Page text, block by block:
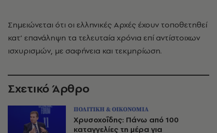
Σημειώνεται ότι οι ελληνικές Αρχές έχουν τοποθετηθεί
κατ’ επανάληψη τα τελευταία χρόνια επί αντίστοιχων
ισχυρισμών, με σαφήνεια και τεκμηρίωση.
Σχετικό Άρθρο
ΠΟΛΙΤΙΚΗ & ΟΙΚΟΝΟΜΙΑ
Χρυσοχοΐδης: Πάνω από 100
καταγγελίες τη μέρα για